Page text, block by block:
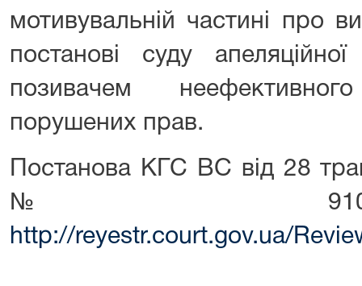
мотивувальній частині про
постанові суду
позивачем
порушених прав.
Постанова КГС ВС від 28
№ 910/
http://reyestr.court.gov.ua/